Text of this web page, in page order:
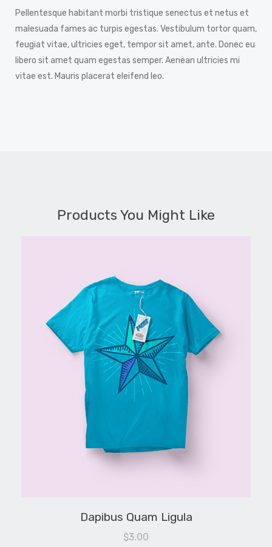
Pellentesque habitant morbi tristique senectus et netus et
malesuada fames ac turpis egestas. Vestibulum tortor quam,
feugiat vitae, ultricies eget, tempor sit amet, ante. Donec eu
libero sit amet quam egestas semper. Aenean ultricies mi
vitae est. Mauris placerat eleifend leo.
Products You Might Like
Dapibus Quam Ligula
$3.00